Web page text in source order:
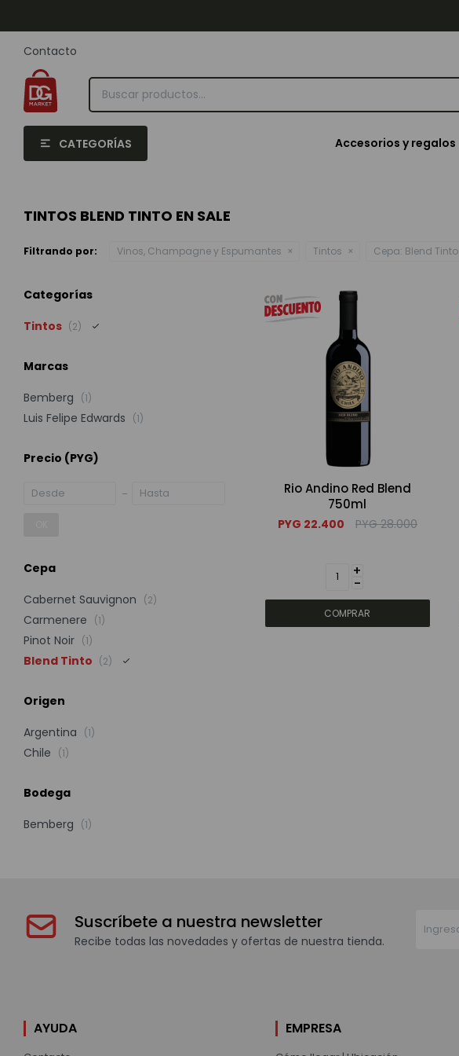
CATEGORÍAS Accesorios y regalos
Contacto
TINTOS BLEND TINTO EN SALE
Filtrando por: Vinos, Champagne y Espumantes Tintos Cepa: Blend Tinto
Rio Andino Red Blend
750ml
PYG 22.400 PYG 28.000
+
-
Categorías
Tintos (2)
Marcas
Bemberg
(1)
Luis Felipe Edwards (1)
Precio (PYG)
Cepa
Cabernet Sauvignon
(2)
Carmenere (1)
Pinot Noir (1)
Blend Tinto (2)
Origen
Argentina
(1)
Chile (1)
Bodega
Bemberg
(1)
Suscríbete a nuestra newsletter
Recibe todas las novedades y ofertas de nuestra tienda.
AYUDA EMPRESA